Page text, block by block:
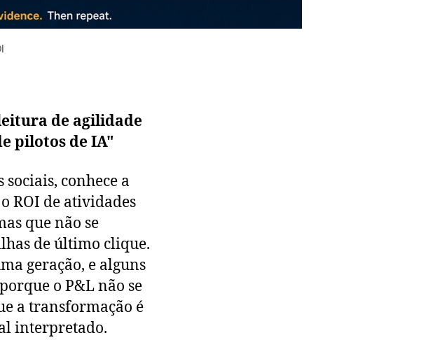
de agilidade
pilotos de IA"
sociais, conhece a
ROI de atividades
que não se
de último clique.
geração, e alguns
o P&L não se
a transformação é
interpretado.